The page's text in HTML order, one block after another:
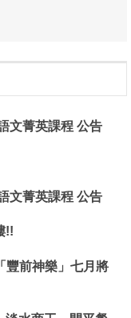
文菁英課程 公告
文菁英課程 公告
!!
豐前神樂」七月將